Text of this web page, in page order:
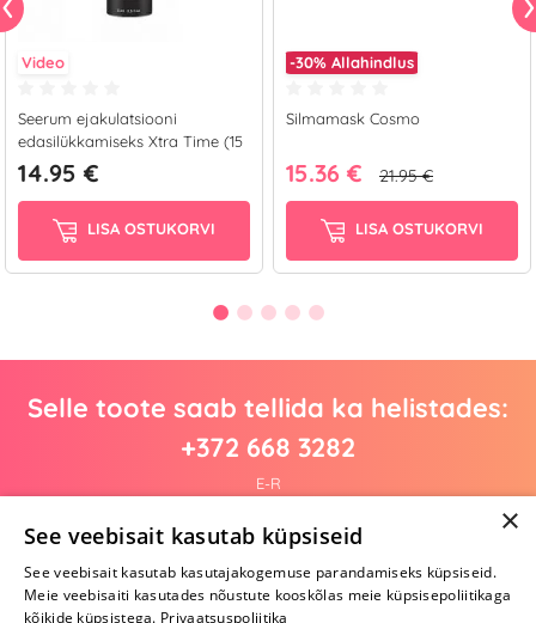
Video
Seerum ejakulatsiooni
edasilükkamiseks Xtra Time (15
ml)
14.95 €
LISA OSTUKORVI
-30% Allahindlus
Silmamask Cosmo
15.36 € 21.95 €
LISA OSTUKORVI
Selle toote saab tellida ka helistades:
+372 668 3282
E-R
Arvustusi veel pole
Ole esimene!
×
See veebisait kasutab küpsiseid
See veebisait kasutab kasutajakogemuse parandamiseks küpsiseid.
Meie veebisaiti kasutades nõustute kooskõlas meie küpsisepoliitikaga
kõikide küpsistega. Privaatsuspoliitika